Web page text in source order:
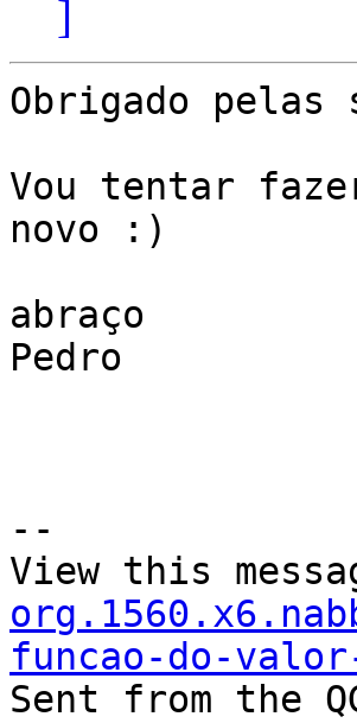
]
Obrigado pelas
Vou tentar
novo :)
abraço
Pedro
--
View this
funcao-do-valor-
Sent from the